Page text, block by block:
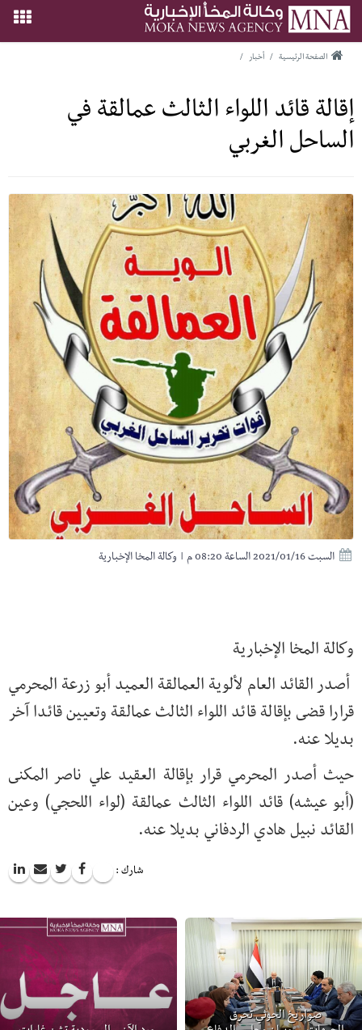
الصفحة الرئيسية / أخبار /
إقالة قائد اللواء الثالث عمالقة في
الساحل الغربي
السبت 2021/01/16 الساعة 08:20 م | وكالة المخا الإخبارية
وكالة المخا الإخبارية
أصدر القائد العام لألوية العمالقة العميد أبو زرعة المحرمي
قرارا قضى بإقالة قائد اللواء الثالث عمالقة وتعيين قائدا آخر
بديلا عنه.
حيث أصدر المحرمي قرار بإقالة العقيد علي ناصر المكنى
(أبو عيشه) قائد اللواء الثالث عمالقة (لواء اللحجي) وعين
القائد نبيل هادي الردفاني بديلا عنه.
شارك :
صواريخ الحوثي تحرق